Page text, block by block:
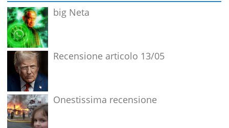
big Neta
Recensione articolo 13/05
Onestissima recensione